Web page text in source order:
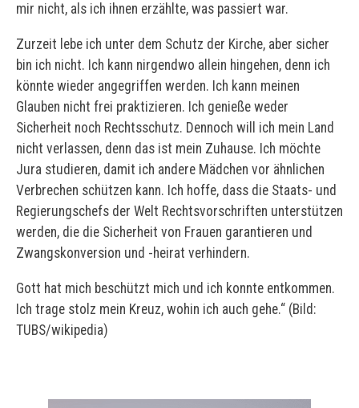
mir nicht, als ich ihnen erzählte, was passiert war.
Zurzeit lebe ich unter dem Schutz der Kirche, aber sicher
bin ich nicht. Ich kann nirgendwo allein hingehen, denn ich
könnte wieder angegriffen werden. Ich kann meinen
Glauben nicht frei praktizieren. Ich genieße weder
Sicherheit noch Rechtsschutz. Dennoch will ich mein Land
nicht verlassen, denn das ist mein Zuhause. Ich möchte
Jura studieren, damit ich andere Mädchen vor ähnlichen
Verbrechen schützen kann. Ich hoffe, dass die Staats- und
Regierungschefs der Welt Rechtsvorschriften unterstützen
werden, die die Sicherheit von Frauen garantieren und
Zwangskonversion und -heirat verhindern.
Gott hat mich beschützt mich und ich konnte entkommen.
Ich trage stolz mein Kreuz, wohin ich auch gehe.“ (Bild:
TUBS/wikipedia)